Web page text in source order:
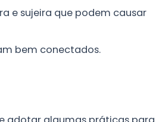
e sujeira que podem causar
bem conectados.